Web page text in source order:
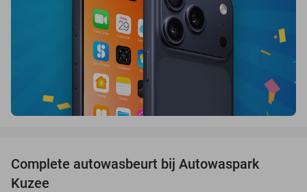
Complete autowasbeurt bij Autowaspark
Kuzee